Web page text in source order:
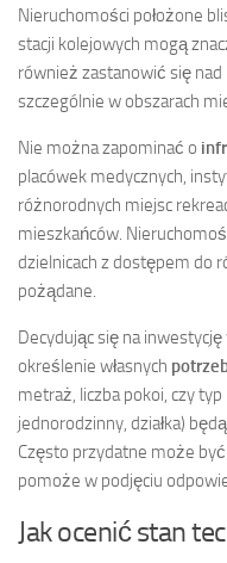
Nieruchomości położone
stacji kolejowych mogą
również zastanowić się
szczególnie w obszarach
Nie można zapominać o
placówek medycznych,
różnorodnych miejsc
mieszkańców.
dzielnicach z dostępem do
pożądane.
Decydując się na
określenie własnych
metraż, liczba pokoi, czy
jednorodzinny, działka)
Często przydatne może
pomoże w podjęciu
Jak ocenić stan